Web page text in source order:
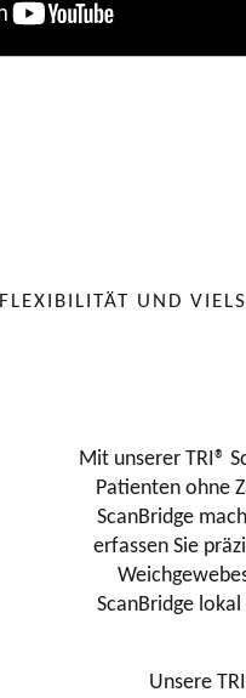
FLEXIBILITÄT UND
Mit unserer TRI®
Patienten ohne
ScanBridge
erfassen Sie
ScanBridge
Unsere